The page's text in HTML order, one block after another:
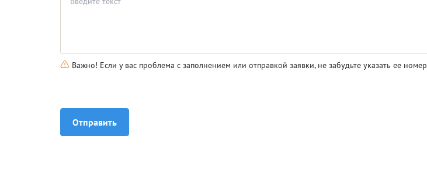
Важно! Если у вас проблема с заполнением или отправкой заявки, не забудьте указать ее номер
Отправить